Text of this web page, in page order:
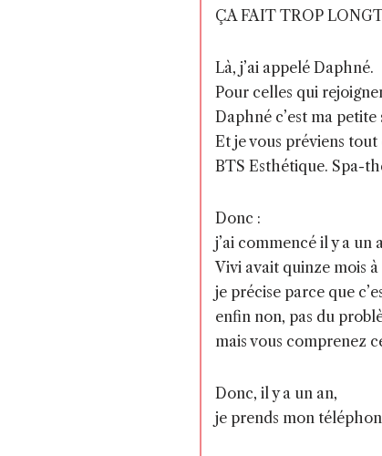
ÇA FAIT TROP
Là, j’ai appelé Daphné.
Pour celles qui
Daphné c’est ma
Et je vous préviens tout
BTS Esthétique. Spa-
Donc :
j’ai commencé il y a un
Vivi avait quinze mois à
je précise parce que
enfin non, pas du
mais vous comprenez
Donc, il y a un an,
je prends mon